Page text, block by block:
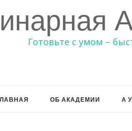
Готовьте с умом –
ОБ АКАДЕМИИ А